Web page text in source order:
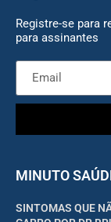
Registre-se para
para assinantes
MINUTO
SINTOMAS QUE